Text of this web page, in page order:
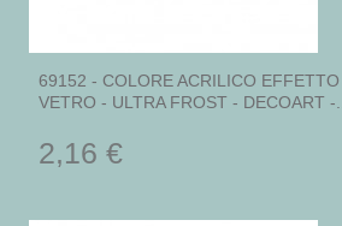
69152 - COLORE ACRILICO EFFETTO
VETRO - ULTRA FROST - DECOART -...
2,16 €